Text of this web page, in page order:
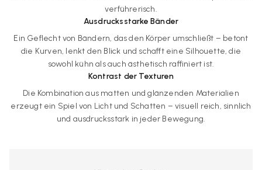
verführerisch.
Ausdrucksstarke Bänder
Ein Geflecht von Bändern, das den Körper umschließt – betont
die Kurven, lenkt den Blick und schafft eine Silhouette, die
sowohl kühn als auch ästhetisch raffiniert ist.
Kontrast der Texturen
Die Kombination aus matten und glänzenden Materialien
erzeugt ein Spiel von Licht und Schatten – visuell reich, sinnlich
und ausdrucksstark in jeder Bewegung.